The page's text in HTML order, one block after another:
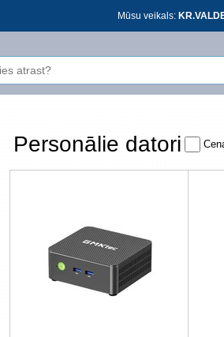
Mūsu veikals:
Personālie datori